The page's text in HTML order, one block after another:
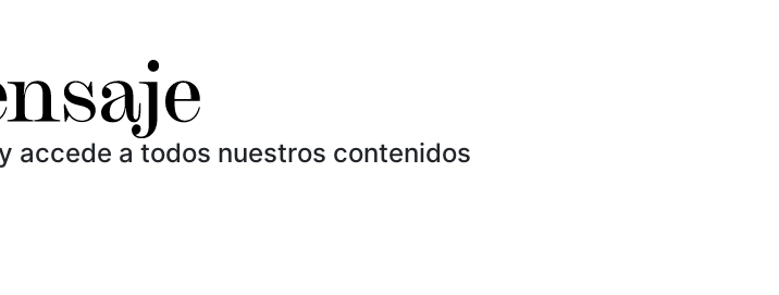
accede a todos nuestros contenidos